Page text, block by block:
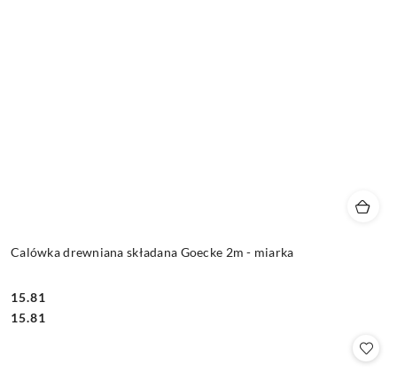
Calówka drewniana składana Goecke 2m - miarka
Cena:
15.81
Cena:
15.81